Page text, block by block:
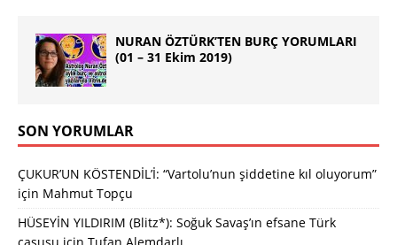
NURAN ÖZTÜRK’TEN BURÇ YORUMLARI
(01 – 31 Ekim 2019)
SON YORUMLAR
ÇUKUR’UN KÖSTENDİL’İ: “Vartolu’nun şiddetine kıl oluyorum”
için Mahmut Topçu
HÜSEYİN YILDIRIM (Blitz*): Soğuk Savaş’ın efsane Türk